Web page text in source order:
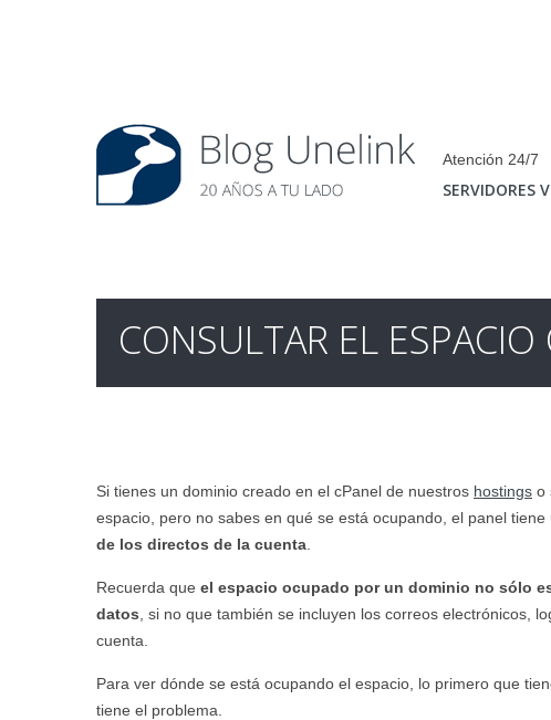
Atención 24/7
SERVIDORES
CONSULTAR EL
Si tienes un dominio creado en el cPanel de nuestros hostings o
espacio, pero no sabes en qué se está ocupando, el panel
de los directos de la cuenta
Recuerda que el espacio ocupado por un dominio no sólo
datos , si no que también se incluyen los correos electrónicos,
cuenta.
Para ver dónde se está ocupando el espacio, lo primero que
tiene el problema.